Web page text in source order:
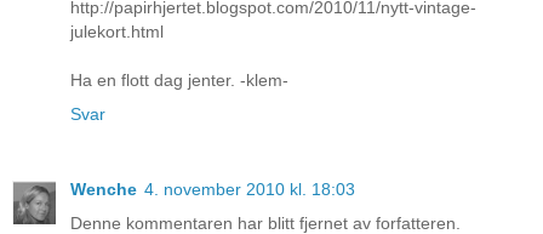
http://papirhjertet.blogspot.com/2010/11/nytt-vintage-
julekort.html
Ha en flott dag jenter. -klem-
Svar
Wenche 4. november 2010 kl. 18:03
Denne kommentaren har blitt fjernet av forfatteren.